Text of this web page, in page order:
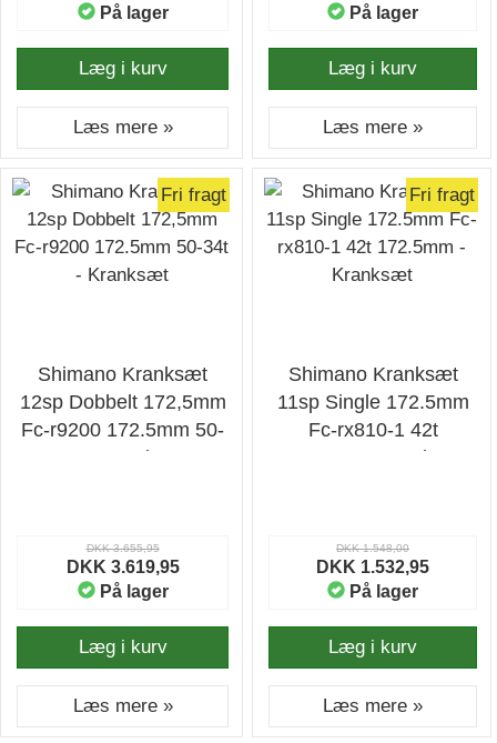
På lager
Læg i kurv
Læs mere »
På lager
Læg i kurv
Læs mere »
Fri fragt
Shimano Kranksæt
12sp Dobbelt 172,5mm
Fc-r9200 172.5mm 50-
34t - Kranksæt
DKK 3.655,95
DKK 3.619,95
På lager
Læg i kurv
Læs mere »
Fri fragt
Shimano Kranksæt
11sp Single 172.5mm
Fc-rx810-1 42t
172.5mm - Kranksæt
DKK 1.548,00
DKK 1.532,95
På lager
Læg i kurv
Læs mere »